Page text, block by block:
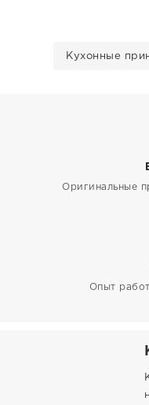
Кухонные
Оригинальные
Опыт